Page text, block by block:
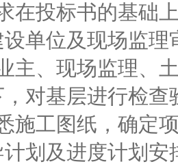
投标书的基础上
单位及现场监理
、现场监理、土
对基层进行检查
工图纸，确定项
划及进度计划